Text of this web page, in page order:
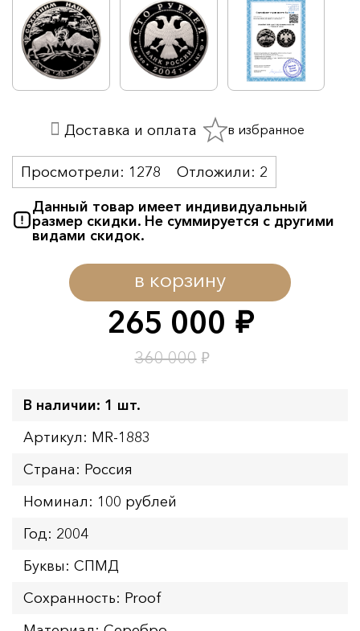
265 000 руб.
360 000 ₽
в корзину
Данный товар имеет индивидуальный
размер скидки. Не суммируется с другими
видами скидок.
Просмотрели: 1278 Отложили: 2
Доставка и оплата в избранное
В наличии: 1 шт.
Артикул: MR-1883
Страна: Россия
Номинал: 100 рублей
Год: 2004
Буквы: СПМД
Сохранность: Proof